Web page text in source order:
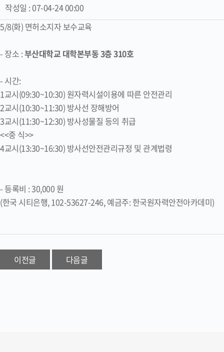
작성일 :07-04-24 00:00
5/8(화) 면허소지자 보수교육
- 장소 :부산대학교 대학본부동 3층 310호
- 시간:
1교시(09:30~10:30) 원자력시설이용에 따른 안전관리
2교시(10:30~11:30) 방사선 장해방어
3교시(11:30~12:30) 방사성물질 등의 취급
<<중 식>>
4교시(13:30~16:30) 방사선안전관리규정 및 관계법령
- 등록비 : 30,000 원
(한국 시티은행, 102-53627-246, 예금주: 한국원자력안전아카데미)
이전글 다음글